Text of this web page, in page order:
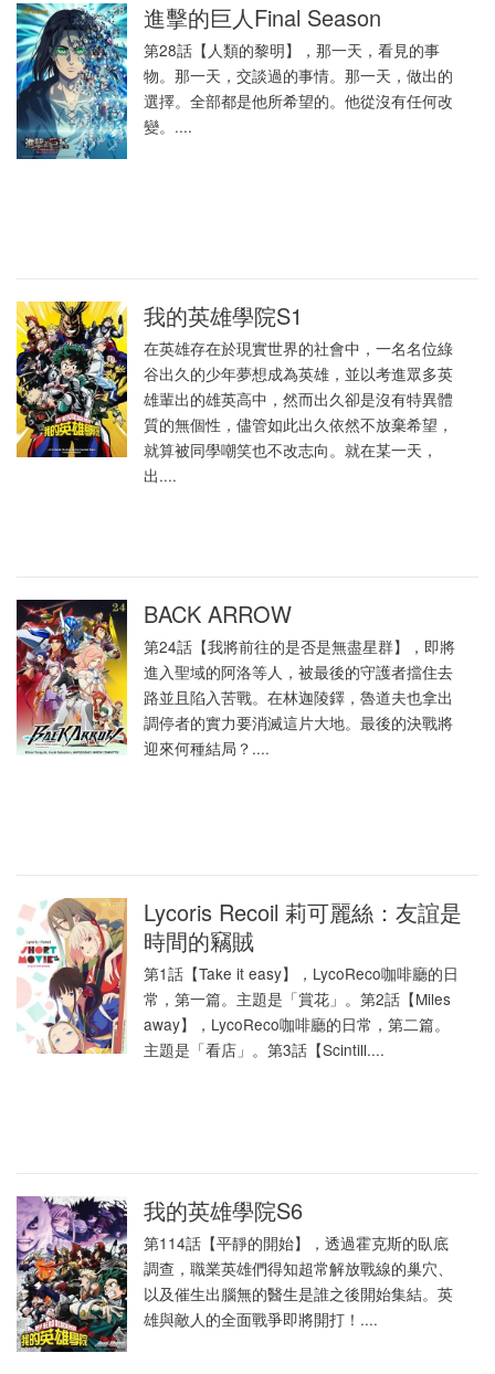
進擊的巨人Final Season
第28話【人類的黎明】，那一天，看見的事
物。那一天，交談過的事情。那一天，做出的
選擇。全部都是他所希望的。他從沒有任何改
變。....
我的英雄學院S1
在英雄存在於現實世界的社會中，一名名位綠
谷出久的少年夢想成為英雄，並以考進眾多英
雄輩出的雄英高中，然而出久卻是沒有特異體
質的無個性，儘管如此出久依然不放棄希望，
就算被同學嘲笑也不改志向。就在某一天，
出....
BACK ARROW
第24話【我將前往的是否是無盡星群】，即將
進入聖域的阿洛等人，被最後的守護者擋住去
路並且陷入苦戰。在林迦陵鐸，魯道夫也拿出
調停者的實力要消滅這片大地。最後的決戰將
迎來何種結局？....
Lycoris Recoil 莉可麗絲：友誼是
時間的竊賊
第1話【Take it easy】，LycoReco咖啡廳的日
常，第一篇。主題是「賞花」。第2話【Miles
away】，LycoReco咖啡廳的日常，第二篇。
主題是「看店」。第3話【Scintill....
我的英雄學院S6
第114話【平靜的開始】，透過霍克斯的臥底
調查，職業英雄們得知超常解放戰線的巢穴、
以及催生出腦無的醫生是誰之後開始集結。英
雄與敵人的全面戰爭即將開打！....